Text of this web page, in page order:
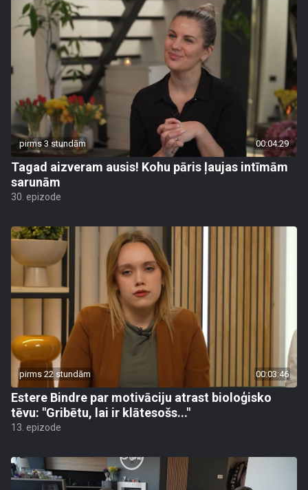
pirms 3 stundām 00:04:29
Tagad aizveram ausis! Kohu pāris ļaujas intīmām
sarunām
30. epizode
pirms 22 stundām 00:03:46
Estere Bindre par motivāciju atrast bioloģisko
tēvu: "Gribētu, lai ir klātesošs..."
13. epizode